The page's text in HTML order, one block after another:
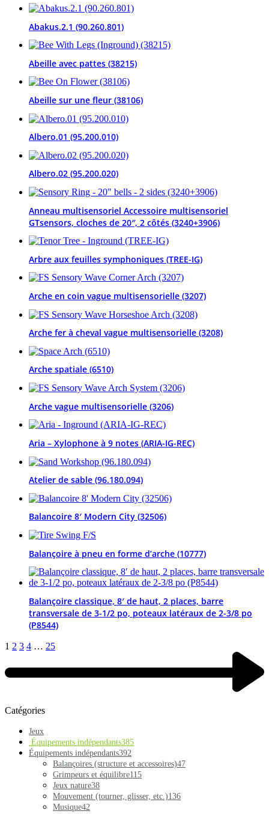
Abakus.2.1 (90.260.801)
Abeille avec pattes (38215)
Abeille sur une fleur (38106)
Albero.01 (95.200.010)
Albero.02 (95.200.020)
Anneau multisensoriel Accessoire multisensoriel
GTsensors, cloches de 20″, 2 côtés (3240+3906)
Arbre aux feuilles symphoniques (TREE-IG)
Arche en coin vague multisensorielle (3207)
Arche fer à cheval vague multisensorielle (3208)
Arche spatiale (6510)
Arche vague multisensorielle (3206)
Aria – Xylophone à 9 notes (ARIA-IG-REC)
Atelier de sable (96.180.094)
Balancoire 8′ Modern City (32506)
Balançoire à pneu en forme d’arche (10777)
Balançoire classique, 8′ de haut, 2 places, barre
transversale de 3-1/2 po, poteaux latéraux de 2-3/8 po
(P8544)
1 2 3 4 … 25
Catégories
Jeux
Équipements indépendants385
Équipements indépendants392
Balançoires (structure et accessoires)47
Grimpeurs et équilibre115
Jeux nature38
Mouvement (tourner, glisser, etc.)136
Musique42